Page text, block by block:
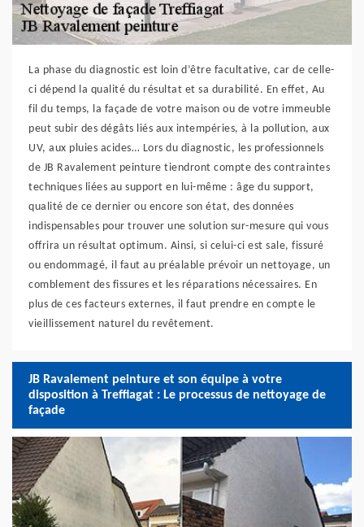
La phase du diagnostic est loin d’être facultative, car de celle-
ci dépend la qualité du résultat et sa durabilité. En effet, Au
fil du temps, la façade de votre maison ou de votre immeuble
peut subir des dégâts liés aux intempéries, à la pollution, aux
UV, aux pluies acides… Lors du diagnostic, les professionnels
de JB Ravalement peinture tiendront compte des contraintes
techniques liées au support en lui-même : âge du support,
qualité de ce dernier ou encore son état, des données
indispensables pour trouver une solution sur-mesure qui vous
offrira un résultat optimum. Ainsi, si celui-ci est sale, fissuré
ou endommagé, il faut au préalable prévoir un nettoyage, un
comblement des fissures et les réparations nécessaires. En
plus de ces facteurs externes, il faut prendre en compte le
vieillissement naturel du revêtement.
JB Ravalement peinture et son équipe à votre
disposition à Treffiagat : Le processus de nettoyage de
façade